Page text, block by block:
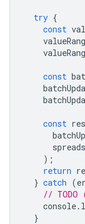
try {
const
const
const
);
return
} catch (
// TODO
console.
}